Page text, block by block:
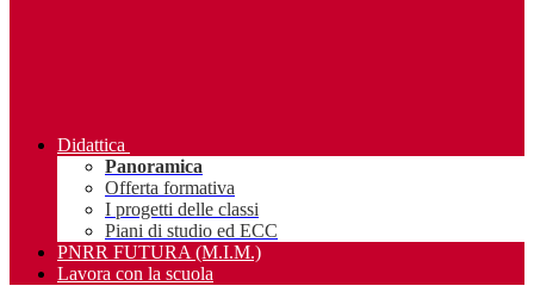
Didattica
Panoramica
Offerta formativa
I progetti delle classi
Piani di studio ed ECC
PNRR FUTURA (M.I.M.)
Lavora con la scuola